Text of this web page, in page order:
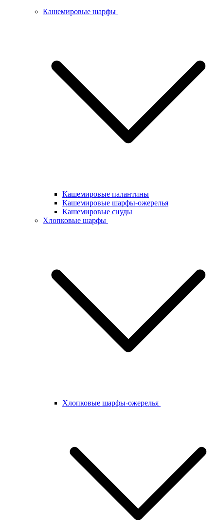
Кашемировые шарфы
Кашемировые палантины
Кашемировые шарфы-ожерелья
Кашемировые снуды
Хлопковые шарфы
Хлопковые шарфы-ожерелья